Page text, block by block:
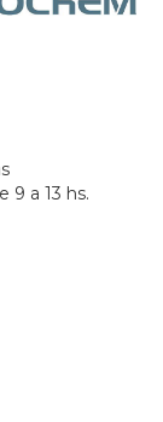
9 a 13 hs.